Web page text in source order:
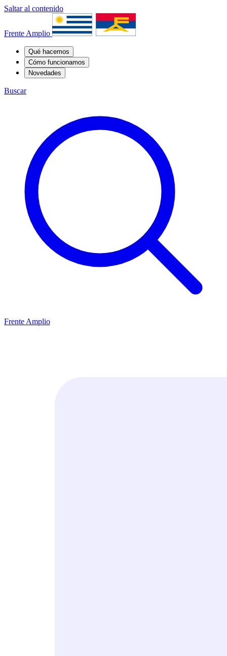
Saltar al contenido
Frente Amplio
Qué hacemos
Cómo funcionamos
Novedades
Buscar
Frente Amplio